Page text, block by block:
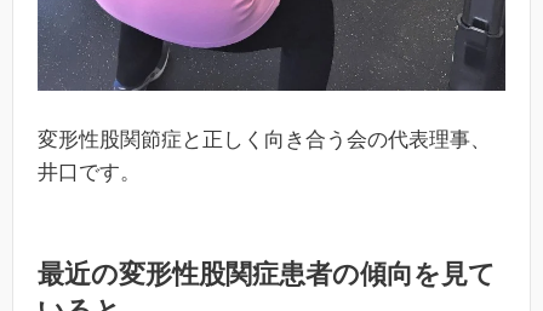
変形性股関節症と正しく向き合う会の代表理事、
井口です。
最近の変形性股関症患者の傾向を見て